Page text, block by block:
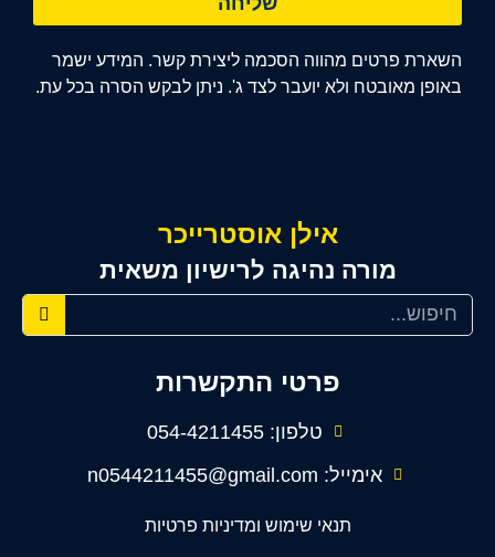
פרטי התקשרות
טלפון: 054-4211455
אימייל: n0544211455@gmail.com
תנאי שימוש ומדיניות פרטיות
אילן אוסטרייכר
מורה נהיגה לרישיון משאית
השארת פרטים מהווה הסכמה ליצירת קשר. המידע ישמר
באופן מאובטח ולא יועבר לצד ג'. ניתן לבקש הסרה בכל עת.